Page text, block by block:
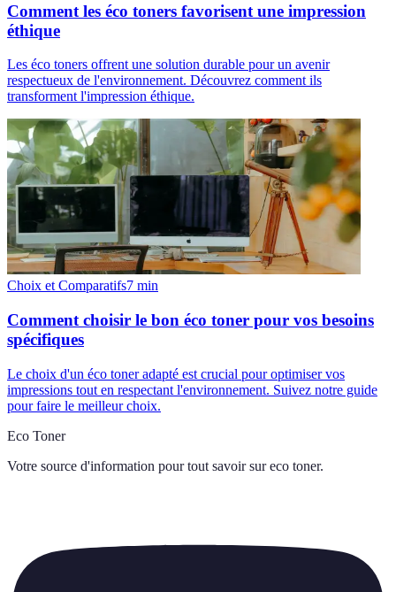
Comment les éco toners favorisent une impression
éthique
Les éco toners offrent une solution durable pour un avenir
respectueux de l'environnement. Découvrez comment ils
transforment l'impression éthique.
Choix et Comparatifs7 min
Comment choisir le bon éco toner pour vos besoins
spécifiques
Le choix d'un éco toner adapté est crucial pour optimiser vos
impressions tout en respectant l'environnement. Suivez notre guide
pour faire le meilleur choix.
Eco Toner
Votre source d'information pour tout savoir sur eco toner.